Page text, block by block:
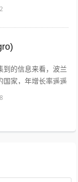
策划服务商，制作
到的信息来看，波兰
国家，年增长率遥遥
拥有大约2000万的